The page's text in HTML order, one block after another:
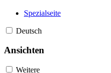
Spezialseite
Deutsch
Ansichten
Weitere